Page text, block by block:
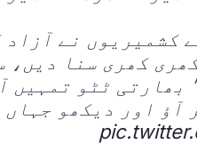
کشمیریوں نے آزاد
کھری سنا دیں،
بھارتی ٹٹو تمہیں
آؤ اور دیکھو جہاں